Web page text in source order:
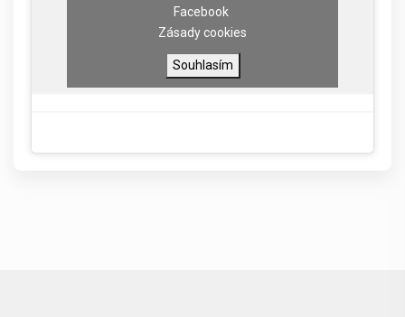
Facebook
Zásady cookies
Souhlasím